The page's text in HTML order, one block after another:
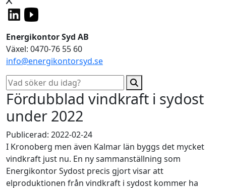
Energikontor Syd AB
Växel: 0470-76 55 60
info@energikontorsyd.se
Fördubblad vindkraft i sydost
under 2022
Publicerad: 2022-02-24
I Kronoberg men även Kalmar län byggs det mycket
vindkraft just nu. En ny sammanställning som
Energikontor Sydost precis gjort visar att
elproduktionen från vindkraft i sydost kommer ha